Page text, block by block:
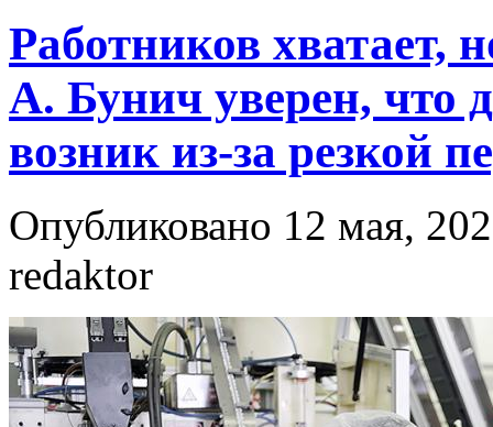
Работников хватает,
А. Бунич уверен, что
возник из-за резкой
Опубликовано 12 мая,
redaktor